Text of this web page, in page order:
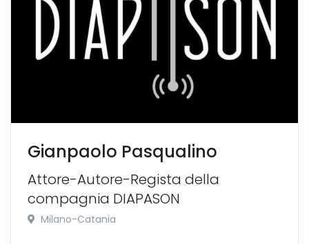
Gianpaolo Pasqualino
Attore-Autore-Regista della
compagnia DIAPASON
Milano-Catania